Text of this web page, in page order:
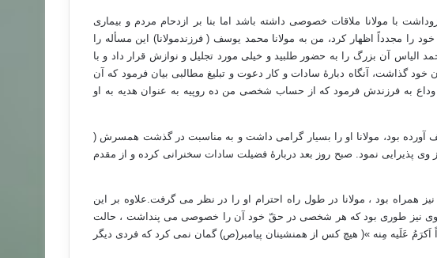
با مولانا ملاقات خصوصی داشته باشد اما بنا بر ازدحام مردم و بیماری
را مجدداً اظهار کرد، من به مولانا محمد یوسف ( فرزندمولانا) این مسأله را
الیاس آن بزرگ را به حضور طلبید و خیلی مورد تجلیل و نوازش قرار داد و با
گذاشت، آنگاه دبارۀ سادات و کار دعوت و تبلیغ مطالبی بیان فرمود که آن
وداع به فرزندش فرمود که از حساب شخصی من ده روپیه به عنوان هدیه به او
تونک» تشریف آورده بود، مولانا او را بسیار گرامی داشت و به مناسبت در گذشت همسرش (
پذیرایی نمود. صبح روز بعد دربارۀ فضیلت سادات سخنرانی کرده و از مقدم
همراه بود ، مولانا در طول راه احترام او را در نظر می گرفت.علاوه بر این
نیز طوری بود که هر شخصی در حقّ خود آن را خصوصی می پنداشت ، حالت
عَلَیه مِنه »( هیچ کس از همنشینان پیامبر(ص) گمان نمی کرد که فردی دیگر